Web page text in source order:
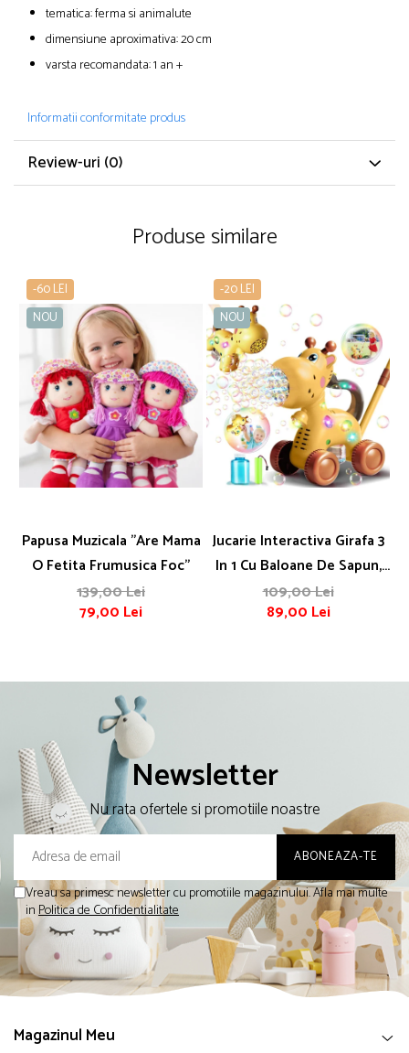
tematica: ferma si animalute
dimensiune aproximativa: 20 cm
varsta recomandata: 1 an +
Informatii conformitate produs
Review-uri (0)
Produse similare
-60 LEI
NOU
Papusa Muzicala "Are Mama
O Fetita Frumusica Foc"
139,00 Lei
79,00 Lei
-20 LEI
NOU
Jucarie Interactiva Girafa 3
In 1 Cu Baloane De Sapun,
Lumini Si Maner De Impins
109,00 Lei
89,00 Lei
Newsletter
Nu rata ofertele si promotiile noastre
Vreau sa primesc newsletter cu promotiile magazinului. Afla mai multe
inPolitica de Confidentialitate
Magazinul Meu